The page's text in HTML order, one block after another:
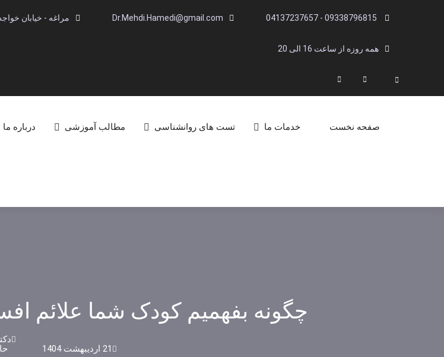
09338796815 - 04137237657
Dr.Mehdi.Hamedi@gmail.com مراغه - خیابان خواجه
همه روزه از ساعت 16 الی 20
Instagram Search
صفحه نخست خدمات ما تست های روانشناسی مطالب آموزشی درباره ما
چگونه بفهمیم کودک شما علائم
21 اردیبهشت 1404